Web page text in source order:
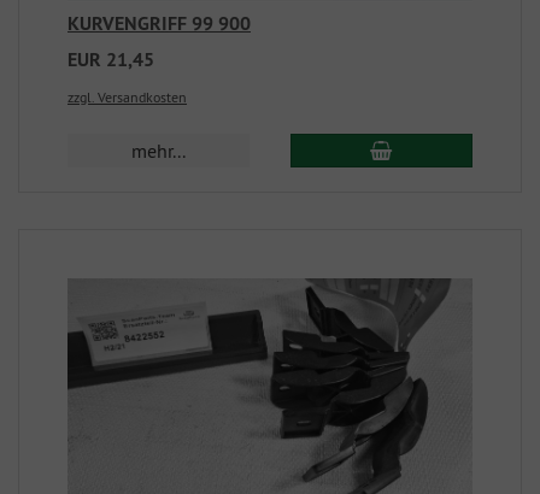
KURVENGRIFF 99 900
EUR 21,45
zzgl. Versandkosten
mehr...